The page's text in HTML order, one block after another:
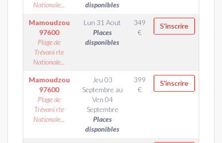
Nationale...
disponibles
Mamoudzou
97600
Plage de
Trévani rte
Nationale...
Lun 31 Aout
Places
disponibles
349
€
S'inscrire
Mamoudzou
97600
Plage de
Trévani rte
Nationale...
Jeu 03
Septembre au
Ven 04
Septembre
Places
disponibles
399
€
S'inscrire